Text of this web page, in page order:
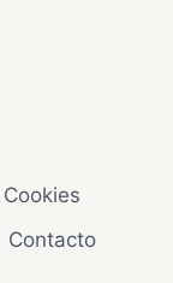
Contacto